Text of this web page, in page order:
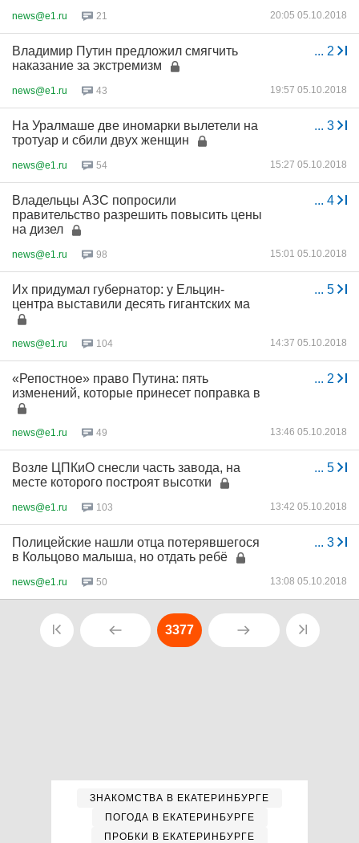
news@e1.ru 21 20:05 05.10.2018
... 2
Владимир Путин предложил смягчить
наказание за экстремизм
news@e1.ru 43 19:57 05.10.2018
... 3
На Уралмаше две иномарки вылетели на
тротуар и сбили двух женщин
news@e1.ru 54 15:27 05.10.2018
... 4
Владельцы АЗС попросили
правительство разрешить повысить цены
на дизел
news@e1.ru 98 15:01 05.10.2018
... 5
Их придумал губернатор: у Ельцин-
центра выставили десять гигантских ма
news@e1.ru 104 14:37 05.10.2018
... 2
«Репостное» право Путина: пять
изменений, которые принесет поправка в
news@e1.ru 49 13:46 05.10.2018
... 5
Возле ЦПКиО снесли часть завода, на
месте которого построят высотки
news@e1.ru 103 13:42 05.10.2018
... 3
Полицейские нашли отца потерявшегося
в Кольцово малыша, но отдать ребё
news@e1.ru 50 13:08 05.10.2018
3377
ЗНАКОМСТВА В ЕКАТЕРИНБУРГЕ
ПОГОДА В ЕКАТЕРИНБУРГЕ
ПРОБКИ В ЕКАТЕРИНБУРГЕ